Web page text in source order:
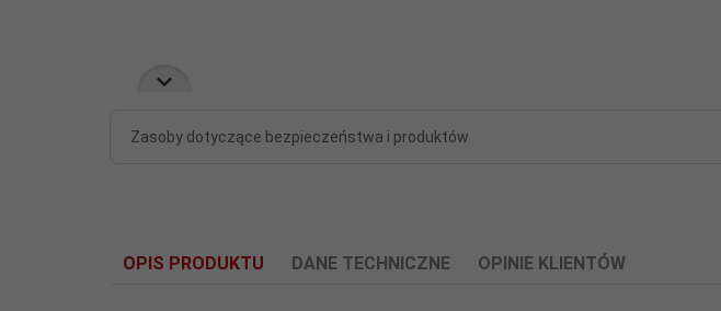
Zasoby dotyczące bezpieczeństwa i produktów
OPIS PRODUKTU DANE TECHNICZNE OPINIE KLIENTÓW